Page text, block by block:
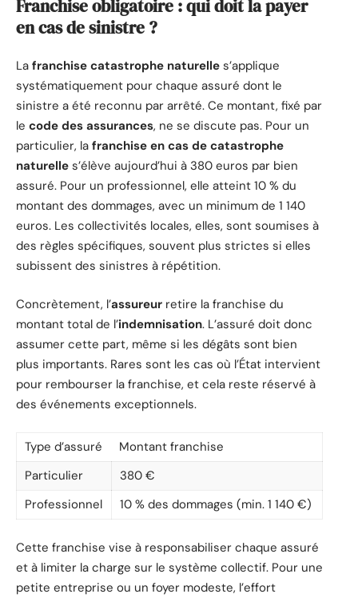
Franchise obligatoire : qui doit la payer
en cas de sinistre ?
La franchise catastrophe naturelle s’applique
systématiquement pour chaque assuré dont le
sinistre a été reconnu par arrêté. Ce montant, fixé par
le code des assurances, ne se discute pas. Pour un
particulier, la franchise en cas de catastrophe
naturelle s’élève aujourd’hui à 380 euros par bien
assuré. Pour un professionnel, elle atteint 10 % du
montant des dommages, avec un minimum de 1 140
euros. Les collectivités locales, elles, sont soumises à
des règles spécifiques, souvent plus strictes si elles
subissent des sinistres à répétition.
Concrètement, l’assureur retire la franchise du
montant total de l’indemnisation. L’assuré doit donc
assumer cette part, même si les dégâts sont bien
plus importants. Rares sont les cas où l’État intervient
pour rembourser la franchise, et cela reste réservé à
des événements exceptionnels.
Type d’assuré
Montant franchise
Particulier
380 €
Professionnel
10 % des dommages (min. 1 140 €)
Cette franchise vise à responsabiliser chaque assuré
et à limiter la charge sur le système collectif. Pour une
petite entreprise ou un foyer modeste, l’effort